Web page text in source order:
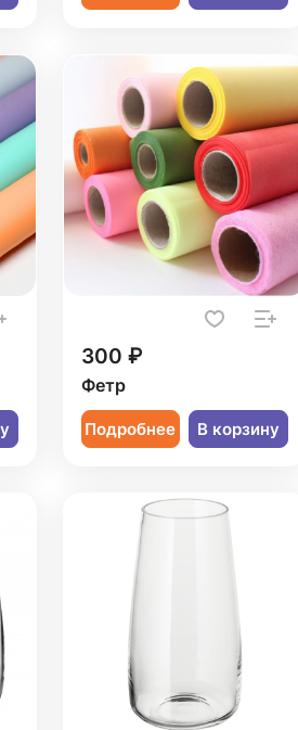
300 ₽
Фетр
Подробнее В корзину